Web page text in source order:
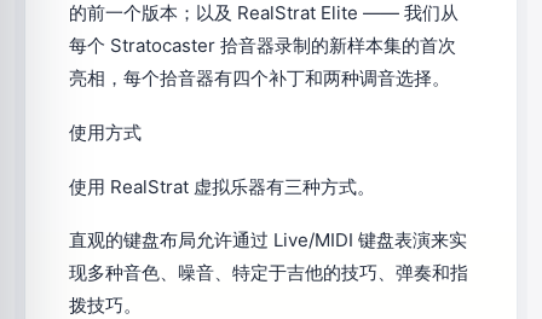
的前一个版本；以及 RealStrat Elite —— 我们从
每个 Stratocaster 拾音器录制的新样本集的首次
亮相，每个拾音器有四个补丁和两种调音选择。
使用方式
使用 RealStrat 虚拟乐器有三种方式。
直观的键盘布局允许通过 Live/MIDI 键盘表演来实
现多种音色、噪音、特定于吉他的技巧、弹奏和指
拨技巧。